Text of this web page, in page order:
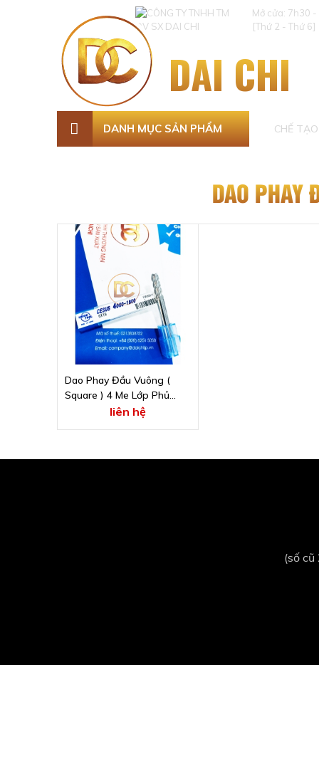
Mở cửa: 7h30
[Thứ 2 - Thứ 6]
DAI CHI
DANH MỤC SẢN PHẨM CHẾ
DAO PHAY
Dao Phay Đầu Vuông (
Square ) 4 Me Lớp Phủ
UTSCOAT Chuyên Thép
liên hệ
(số cũ